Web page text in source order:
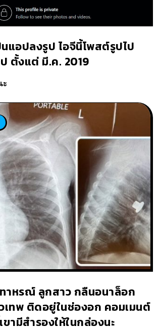
แอปลงรูป ไอจีนี้โพสต์รูปไป
ตั้งแต่ มี.ค. 2019
าหรณ์ ลูกสาว กลืนอนาล็อก
ทพ ติดอยู่ในช่องอก คอมเมนต์
ามีสำรองให้ในกล่องนะ